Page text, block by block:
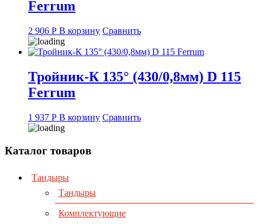
Ferrum
2 906 Р В корзину Сравнить
Тройник-К 135° (430/0,8мм) D 115
Ferrum
1 937 Р В корзину Сравнить
Каталог товаров
Тандыры
Тандыры
Комплектующие